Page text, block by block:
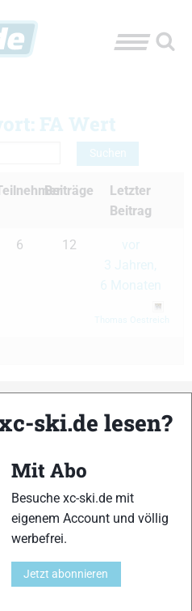
FA Wert
Beiträge
Letzter
Beitrag
6 12
Portal mit aktuellen
Langlauf
über deine Lieblingssportarten
Profi-Sportler, wir haben
Du kannst uns jederzeit über
ski.de lesen?
Mit Abo
Besuche xc-ski.de mit
eigenem Account und völlig
werbefrei.
Jetzt abonnieren